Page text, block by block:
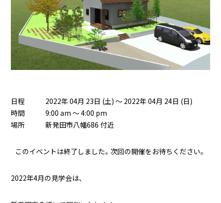
日程
2022年 04月 23日 (土) ～ 2022年 04月 24日 (日)
時間
9:00 am ～ 4:00 pm
場所
新発田市八幡686 付近
このイベントは終了しました。次回の開催をお待ちください。
2022年4月の見学会は、